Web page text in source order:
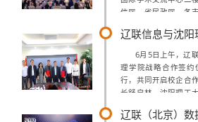
信厅、省民政厅、各
“辽宁软件产业20年优
6月5日上午，辽
理学院战略合作签约
行，共同开启校企合
长舒启林，沈阳理工
胜教授、赵强教授、